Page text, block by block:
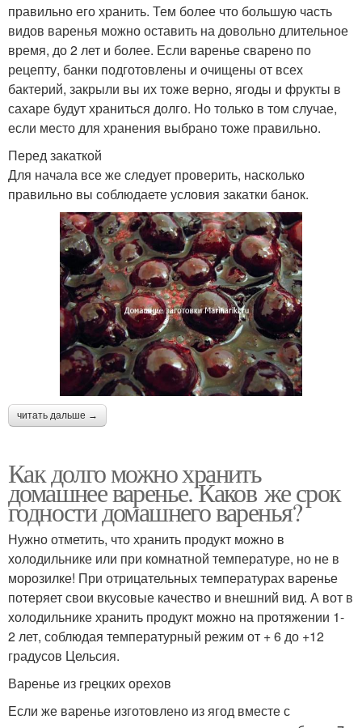
правильно его хранить. Тем более что большую часть
видов варенья можно оставить на довольно длительное
время, до 2 лет и более. Если варенье сварено по
рецепту, банки подготовлены и очищены от всех
бактерий, закрыли вы их тоже верно, ягоды и фрукты в
сахаре будут храниться долго. Но только в том случае,
если место для хранения выбрано тоже правильно.
Перед закаткой
Для начала все же следует проверить, насколько
правильно вы соблюдаете условия закатки банок.
читать дальше →
Как долго можно хранить
домашнее варенье. Каков же срок
годности домашнего варенья?
Нужно отметить, что хранить продукт можно в
холодильнике или при комнатной температуре, но не в
морозилке! При отрицательных температурах варенье
потеряет свои вкусовые качество и внешний вид. А вот в
холодильнике хранить продукт можно на протяжении 1-
2 лет, соблюдая температурный режим от + 6 до +12
градусов Цельсия.
Варенье из грецких орехов
Если же варенье изготовлено из ягод вместе с